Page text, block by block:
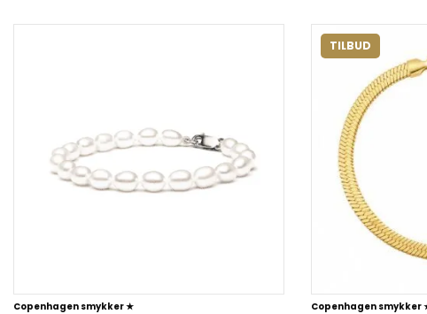
Copenhagen smykker ★
TILBUD
Copenhagen smykker